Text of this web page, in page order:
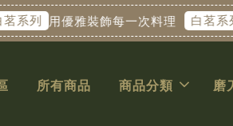
列 用優雅裝飾每一次料理 白茗系列
所有商品 商品分類 磨